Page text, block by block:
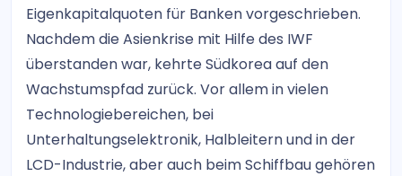
Eigenkapitalquoten für Banken vorgeschrieben.
Nachdem die Asienkrise mit Hilfe des IWF
überstanden war, kehrte Südkorea auf den
Wachstumspfad zurück. Vor allem in vielen
Technologiebereichen, bei
Unterhaltungselektronik, Halbleitern und in der
LCD-Industrie, aber auch beim Schiffbau gehören